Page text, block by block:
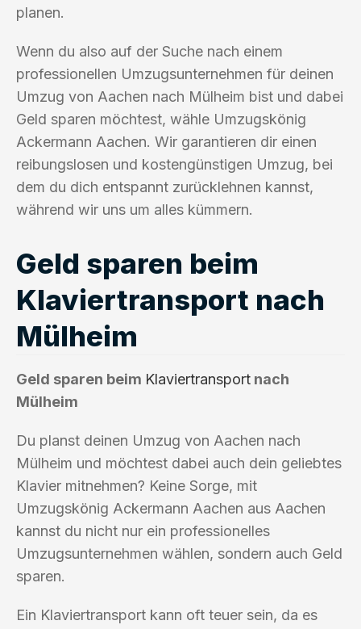
planen.
Wenn du also auf der Suche nach einem
professionellen Umzugsunternehmen für deinen
Umzug von Aachen nach Mülheim bist und dabei
Geld sparen möchtest, wähle Umzugskönig
Ackermann Aachen. Wir garantieren dir einen
reibungslosen und kostengünstigen Umzug, bei
dem du dich entspannt zurücklehnen kannst,
während wir uns um alles kümmern.
Geld sparen beim
Klaviertransport nach
Mülheim
Geld sparen beim Klaviertransport nach
Mülheim
Du planst deinen Umzug von Aachen nach
Mülheim und möchtest dabei auch dein geliebtes
Klavier mitnehmen? Keine Sorge, mit
Umzugskönig Ackermann Aachen aus Aachen
kannst du nicht nur ein professionelles
Umzugsunternehmen wählen, sondern auch Geld
sparen.
Ein Klaviertransport kann oft teuer sein, da es